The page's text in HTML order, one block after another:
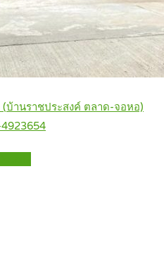
บ้านราชประสงค์ ตลาด-จอหอ)